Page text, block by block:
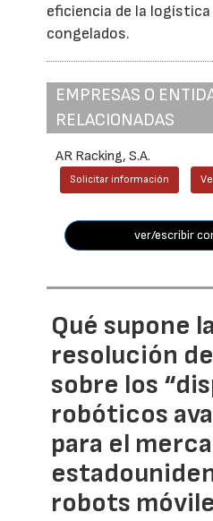
eficiencia de la
congelados.
EMPRESAS O
RELACIONADAS
AR Racking, S.A.
Solicitar información
ver/escribir
Qué supone la
resolución de
sobre los
robóticos
para el
robots